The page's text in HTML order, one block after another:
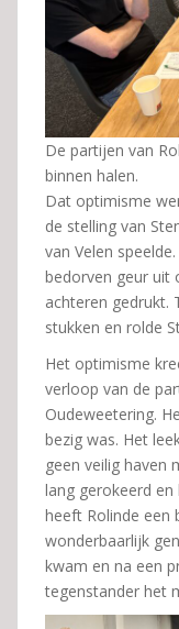
De partijen van
binnen halen.
Dat optimisme
de stelling van
van Velen
bedorven geur uit
achteren gedrukt.
stukken en rolde
Het optimisme
verloop van de
Oudeweetering.
bezig was. Het
geen veilig haven
lang gerokeerd en
heeft Rolinde een
wonderbaarlijk
kwam en na een
tegenstander het